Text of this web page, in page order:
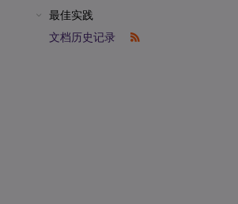
最佳实践
文档历史记录